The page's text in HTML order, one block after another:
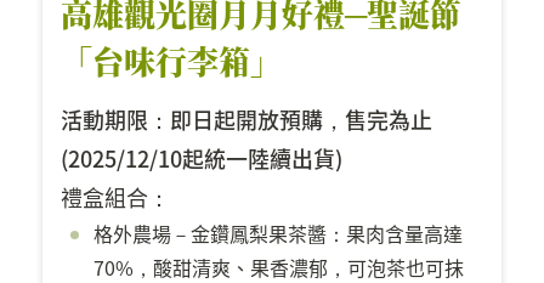
高雄觀光圈月月好禮─聖誕節
「台味行李箱」
活動期限：即日起開放預購， 售完為止
(2025/12/10起統一陸續出貨)
禮盒組合：
格外農場－金鑽鳳梨果茶醬：果肉含量高達
70%，酸甜清爽、果香濃郁，可泡茶也可抹